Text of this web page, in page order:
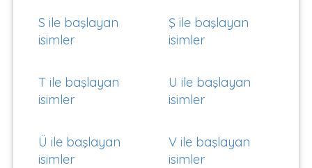
S ile başlayan
isimler
Ş ile başlayan
isimler
T ile başlayan
isimler
U ile başlayan
isimler
Ü ile başlayan
isimler
V ile başlayan
isimler